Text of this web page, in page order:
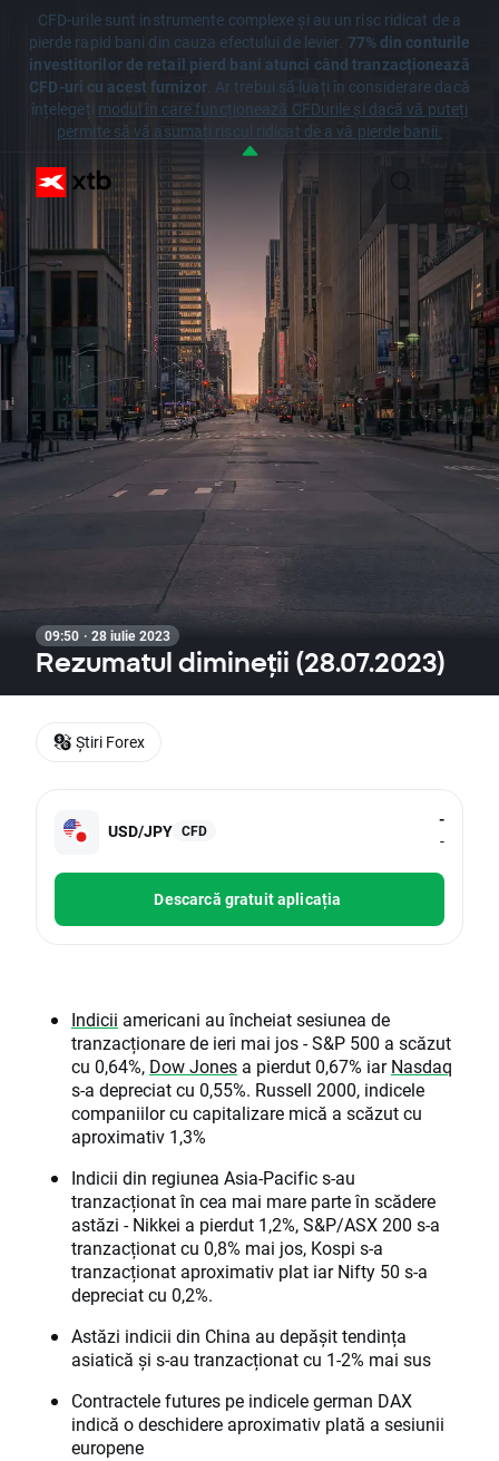
CFD-urile sunt instrumente complexe și au un risc ridicat de a
pierde rapid bani din cauza efectului de levier. 77% din conturile
investitorilor de retail pierd bani atunci când tranzacționează
CFD-uri cu acest furnizor. Ar trebui să luați în considerare dacă
înțelegeți modul în care funcționează CFDurile și dacă vă puteți
permite să vă asumați riscul ridicat de a vă pierde banii.
09:50 · 28 iulie 2023
Rezumatul dimineții (28.07.2023)
USD/JPY CFD
-
-
Descarcă gratuit aplicația
Indicii americani au încheiat sesiunea de
tranzacționare de ieri mai jos - S&P 500 a scăzut
cu 0,64%, Dow Jones a pierdut 0,67% iarNasdaq
s-a depreciat cu 0,55%. Russell 2000, indicele
companiilor cu capitalizare mică a scăzut cu
aproximativ 1,3%
Indicii din regiunea Asia-Pacific s-au
tranzacționat în cea mai mare parte în scădere
astăzi - Nikkei a pierdut 1,2%, S&P/ASX 200 s-a
tranzacționat cu 0,8% mai jos, Kospi s-a
tranzacționat aproximativ plat iar Nifty 50 s-a
depreciat cu 0,2%.
Astăzi indicii din China au depășit tendința
asiatică și s-au tranzacționat cu 1-2% mai sus
Contractele futures pe indicele german DAX
indică o deschidere aproximativ plată a sesiunii
europene
Știri Forex